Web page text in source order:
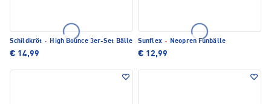
Schildkröt · High Bounce 3er-Set Bälle
€ 14,99
Sunflex · Neopren Funbälle
€ 12,99